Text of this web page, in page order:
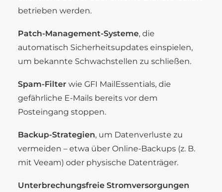
betrieben werden.
Patch-Management-Systeme, die
automatisch Sicherheitsupdates einspielen,
um bekannte Schwachstellen zu schließen.
Spam-Filter wie GFI MailEssentials, die
gefährliche E-Mails bereits vor dem
Posteingang stoppen.
Backup-Strategien, um Datenverluste zu
vermeiden – etwa über Online-Backups (z. B.
mit Veeam) oder physische Datenträger.
Unterbrechungsfreie Stromversorgungen